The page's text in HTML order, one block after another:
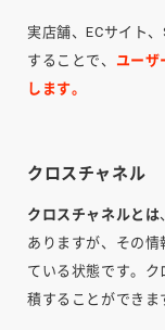
実店舗、ECサイト
することで、 ユーザ
します。
クロスチャネル
クロスチャネルとは
ありますが、その
ている状態です。
積することができま